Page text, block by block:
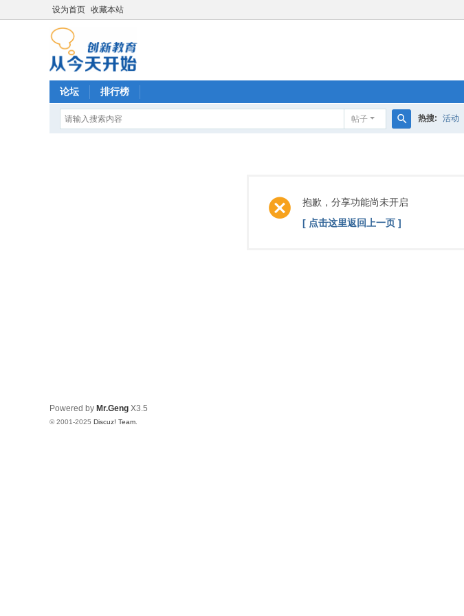
设为首页 收藏本站
论坛 排行榜
帖子 热搜: 活动
抱歉，分享功能尚未开启
[ 点击这里返回上一页 ]
Powered by Mr.Geng X3.5
© 2001-2025 Discuz! Team